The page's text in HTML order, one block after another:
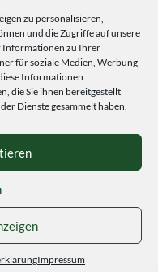
zu personalisieren,
und die Zugriffe auf unsere
Informationen zu Ihrer
für soziale Medien, Werbung
Informationen
die Sie ihnen bereitgestellt
Dienste gesammelt haben.
Impressum
All Rights Reserved.